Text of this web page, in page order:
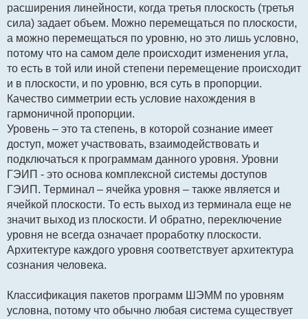
расширения линейности, когда третья плоскость (третья
сила) задает объем. Можно перемещаться по плоскости,
а можно перемещаться по уровню, но это лишь условно,
потому что на самом деле происходит изменения угла,
то есть в той или иной степени перемещение происходит
и в плоскости, и по уровню, вся суть в пропорции.
Качество симметрии есть условие нахождения в
гармоничной пропорции.
Уровень – это та степень, в которой сознание имеет
доступ, может участвовать, взаимодействовать и
подключаться к программам данного уровня. Уровни
ГЭИП - это основа комплексной системы доступов
ГЭИП. Терминал – ячейка уровня – также является и
ячейкой плоскости. То есть выход из терминала еще не
значит выход из плоскости. И обратно, переключение
уровня не всегда означает проработку плоскости.
Архитектуре каждого уровня соответствует архитектура
сознания человека.
Классификация пакетов программ ШЭММ по уровням
условна, потому что обычно любая система существует